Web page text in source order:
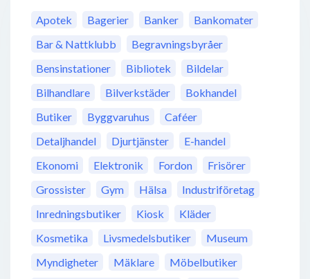
Apotek Bagerier Banker
Bankomater
Bar & Nattklubb
Begravningsbyråer
Bensinstationer
Bibliotek
Bildelar
Bilhandlare
Bilverkstäder
Bokhandel
Butiker
Byggvaruhus
Caféer
Detaljhandel
Djurtjänster
E-handel
Ekonomi
Elektronik Fordon
Frisörer
Grossister
Gym Hälsa
Industriföretag
Inredningsbutiker
Kiosk
Kläder
Kosmetika
Livsmedelsbutiker
Museum
Myndigheter
Mäklare
Möbelbutiker